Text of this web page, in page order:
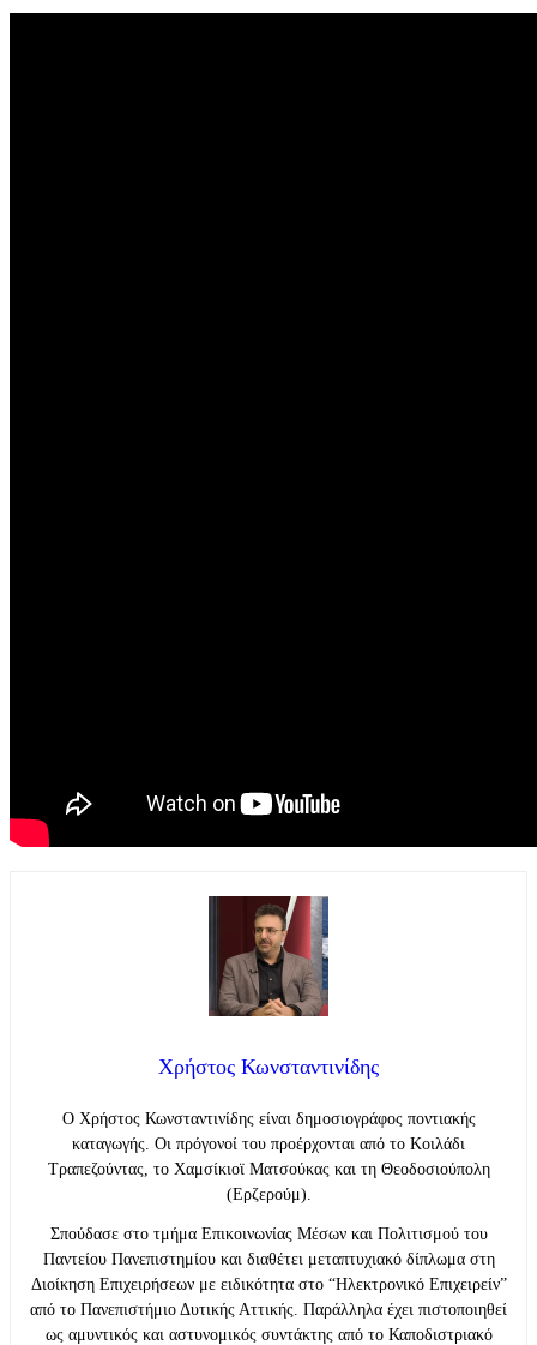
Χρήστος Κωνσταντινίδης
Ο Χρήστος Κωνσταντινίδης είναι δημοσιογράφος ποντιακής
καταγωγής. Οι πρόγονοί του προέρχονται από το Κοιλάδι
Τραπεζούντας, το Χαμσίκιοϊ Ματσούκας και τη Θεοδοσιούπολη
(Ερζερούμ).
Σπούδασε στο τμήμα Επικοινωνίας Μέσων και Πολιτισμού του
Παντείου Πανεπιστημίου και διαθέτει μεταπτυχιακό δίπλωμα στη
Διοίκηση Επιχειρήσεων με ειδικότητα στο “Ηλεκτρονικό Επιχειρείν”
από το Πανεπιστήμιο Δυτικής Αττικής. Παράλληλα έχει πιστοποιηθεί
ως αμυντικός και αστυνομικός συντάκτης από το Καποδιστριακό